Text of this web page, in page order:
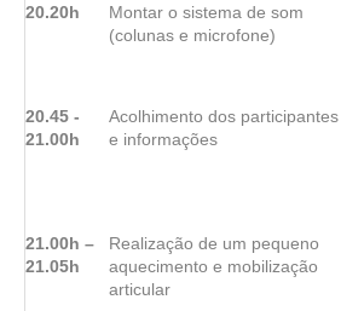
20.20h
Montar o sistema de som
(colunas e microfone)
20.45 -
21.00h
Acolhimento dos participantes
e informações
21.00h –
21.05h
Realização de um pequeno
aquecimento e mobilização
articular